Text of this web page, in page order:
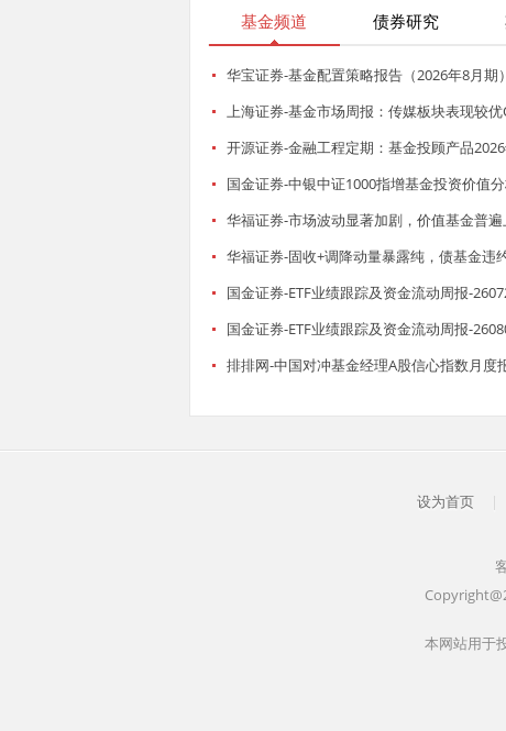
基金频道 债券研究
华宝证券-基金配置策略报告（2026年8月
上海证券-基金市场周报：传媒板块表现较
开源证券-金融工程定期：基金投顾产品
国金证券-中银中证1000指增基金投资价值
华福证券-市场波动显著加剧，价值基金普
华福证券-固收+调降动量暴露纯，债基金
国金证券-ETF业绩跟踪及资金流动周报-
国金证券-ETF业绩跟踪及资金流动周报-
排排网-中国对冲基金经理A股信心指数月度
设为首页 |
本网站用于